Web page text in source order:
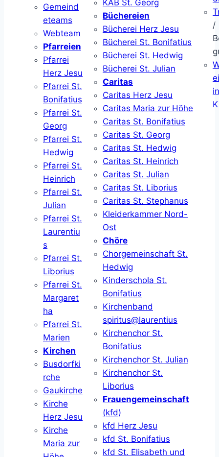
Gemeind
eteams
Webteam
Pfarreien
Pfarrei
Herz Jesu
Pfarrei St.
Bonifatius
Pfarrei St.
Georg
Pfarrei St.
Hedwig
Pfarrei St.
Heinrich
Pfarrei St.
Julian
Pfarrei St.
Laurentiu
s
Pfarrei St.
Liborius
Pfarrei St.
Margaret
ha
Pfarrei St.
Marien
Kirchen
Busdorfki
rche
Gaukirche
Kirche
Herz Jesu
Kirche
Maria zur
KAB St. Georg
Büchereien
Bücherei Herz Jesu
Bücherei St. Bonifatius
Bücherei St. Hedwig
Bücherei St. Julian
Caritas
Caritas Herz Jesu
Caritas Maria zur Höhe
Caritas St. Bonifatius
Caritas St. Georg
Caritas St. Hedwig
Caritas St. Heinrich
Caritas St. Julian
Caritas St. Liborius
Caritas St. Stephanus
Kleiderkammer Nord-
Ost
Chöre
Chorgemeinschaft St.
Hedwig
Kinderschola St.
Bonifatius
Kirchenband
spiritus@laurentius
Kirchenchor St.
Bonifatius
Kirchenchor St. Julian
Kirchenchor St.
Liborius
Frauengemeinschaft
(kfd)
kfd Herz Jesu
kfd St. Bonifatius
kfd St. Elisabeth und
/